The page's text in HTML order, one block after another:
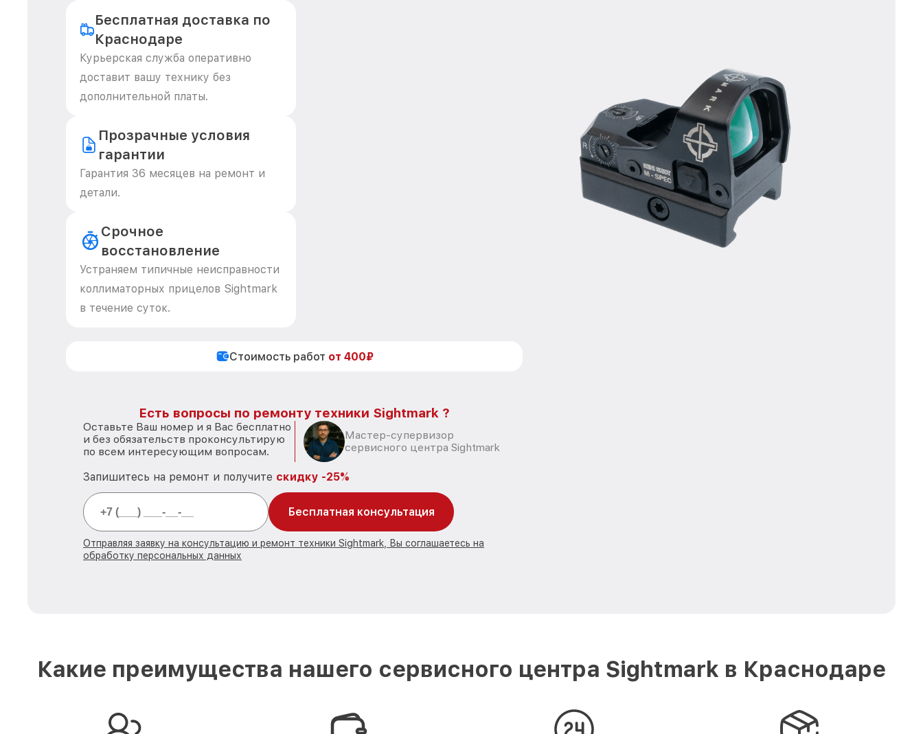
Бесплатная доставка по
Краснодаре
Курьерская служба оперативно
доставит вашу технику без
дополнительной платы.
Прозрачные условия
гарантии
Гарантия 36 месяцев на ремонт и
детали.
Срочное
восстановление
Устраняем типичные неисправности
коллиматорных прицелов Sightmark
в течение суток.
Стоимость работ от 400₽
Есть вопросы по ремонту техники Sightmark ?
Оставьте Ваш номер и я Вас бесплатно
и без обязательств проконсультирую
по всем интересующим вопросам.
Мастер-супервизор
сервисного центра Sightmark
Запишитесь на ремонт и получите скидку -25%
Бесплатная консультация
Отправляя заявку на консультацию и ремонт техники Sightmark, Вы соглашаетесь на
обработку персональных данных
Какие преимущества нашего сервисного центра Sightmark в Краснодаре